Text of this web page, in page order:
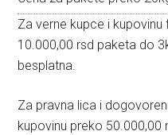
Za verne kupce i
10.000,00 rsd paketa do
besplatna.
Za pravna lica i
kupovinu preko